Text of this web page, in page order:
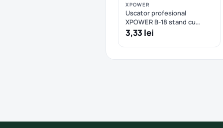
XPOWER
Uscator profesional
XPOWER B-18 stand cu
motor brushless, anionic și
control variabil
3,33 lei